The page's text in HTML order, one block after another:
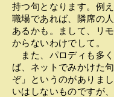
持つ句となります。例
職場であれば、隣席の
あるかも。まして、リ
からないわけでして。
また、パロディも多
ば、ネットでみかけた
ぞ」というのがありま
いはしないものですが